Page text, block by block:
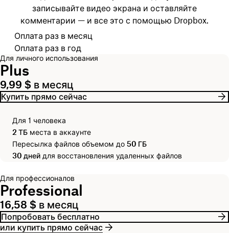
записывайте видео экрана и оставляйте
комментарии — и все это с помощью Dropbox.
Выберите платежный цикл
Оплата раз в месяц
Оплата раз в год
Для личного использования
Plus
9,99 $ в месяц
Купить прямо сейчас
Для 1 человека
2 ТБ места в аккаунте
Пересылка файлов объемом до 50 ГБ
30 дней для восстановления удаленных файлов
Для профессионалов
Professional
16,58 $ в месяц
Попробовать бесплатно
или купить прямо сейчас